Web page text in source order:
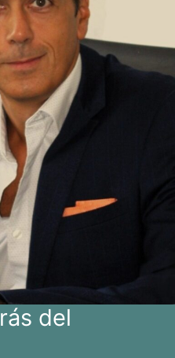
del